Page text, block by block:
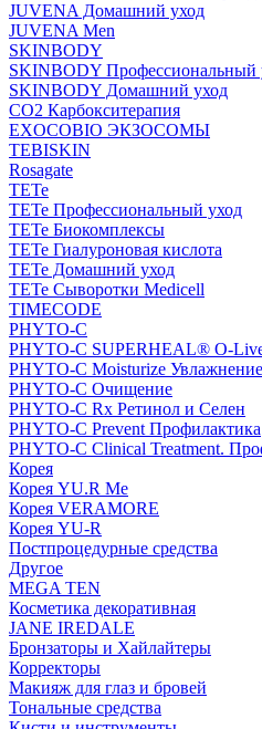
JUVENA Домашний уход
JUVENA Men
SKINBODY
SKINBODY Профессиональный
SKINBODY Домашний уход
CO2 Карбокситерапия
EXOCOBIO ЭКЗОСОМЫ
TEBISKIN
Rosagate
TETe
TETe Профессиональный уход
TETe Биокомплексы
TETe Гиалуроновая кислота
TETe Домашний уход
TETe Сыворотки Medicell
TIMECODE
PHYTO-C
PHYTO-C SUPERHEAL® O-
PHYTO-C Moisturize Увлажнение
PHYTO-C Очищение
PHYTO-C Rx Ретинол и Селен
PHYTO-C Prevent Профилактика
PHYTO-C Clinical Treatment.
Корея
Корея YU.R Me
Корея VERAMORE
Корея YU-R
Постпроцедурные средства
Другое
MEGA TEN
Косметика декоративная
JANE IREDALE
Бронзаторы и Хайлайтеры
Корректоры
Макияж для глаз и бровей
Тональные средства